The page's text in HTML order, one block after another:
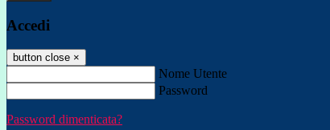
Accedi
button close ×
Nome Utente
Password
Password dimenticata?